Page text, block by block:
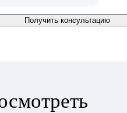
Получить консультацию